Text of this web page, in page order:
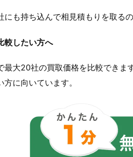
にも持ち込んで相見積もりを取る
較したい方へ
最大20社の買取価格を比較でき
に向いています。